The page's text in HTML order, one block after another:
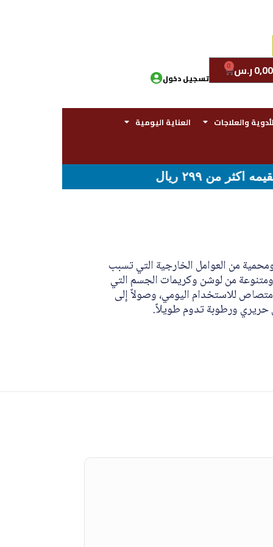
0,00ر.س 0
تسجيل دخول
والعلاجات
العناية اليومية
من العوامل الخارجية التي تسبب
من لوشن وكريمات الجسم التي
للاستخدام اليومي، وصولاً إلى
حريري ورطوبة تدوم طويلاً.